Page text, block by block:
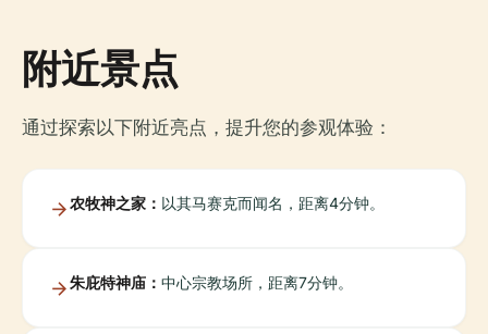
附近景点
通过探索以下附近亮点，提升您的参观体验：
农牧神之家： 以其马赛克而闻名，距离4分钟。
朱庇特神庙： 中心宗教场所，距离7分钟。